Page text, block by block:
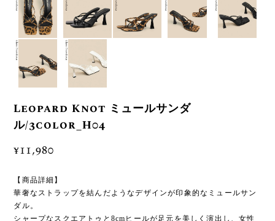
Leopard Knot ミュールサンダ
ル/3color_H04
¥11,980
【商品詳細】
華奢なストラップを結んだようなデザインが印象的なミュールサン
ダル。
シャープなスクエアトゥと8cmヒールが足元を美しく演出し、女性